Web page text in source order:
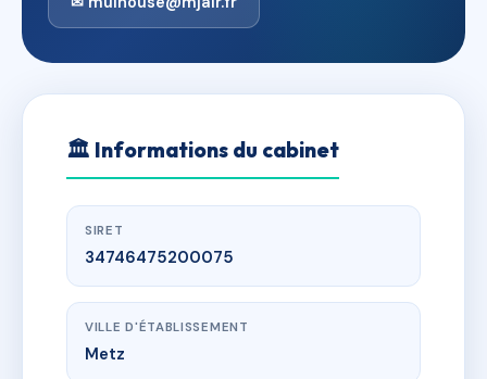
🏛 Informations du cabinet
SIRET
34746475200075
VILLE D'ÉTABLISSEMENT
Metz